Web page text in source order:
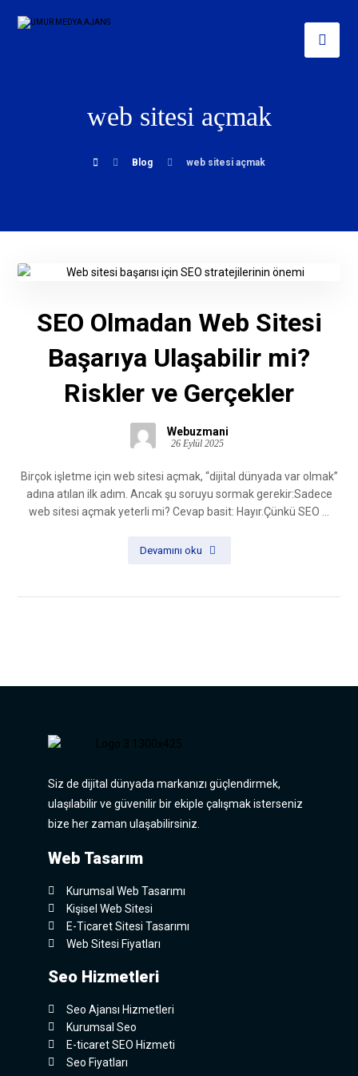
web sitesi açmak
Blog web sitesi açmak
SEO Olmadan Web Sitesi
Başarıya Ulaşabilir mi?
Riskler ve Gerçekler
Webuzmani
26 Eylül 2025
Birçok işletme için web sitesi açmak, “dijital dünyada var olmak”
adına atılan ilk adım. Ancak şu soruyu sormak gerekir:Sadece
web sitesi açmak yeterli mi? Cevap basit: Hayır.Çünkü SEO ...
Devamını oku
Siz de dijital dünyada markanızı güçlendirmek,
ulaşılabilir ve güvenilir bir ekiple çalışmak isterseniz
bize her zaman ulaşabilirsiniz.
Web Tasarım
Kurumsal Web Tasarımı
Kişisel Web Sitesi
E-Ticaret Sitesi Tasarımı
Web Sitesi Fiyatları
Seo Hizmetleri
Seo Ajansı Hizmetleri
Kurumsal Seo
E-ticaret SEO Hizmeti
Seo Fiyatları